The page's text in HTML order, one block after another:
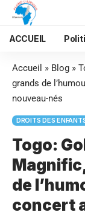
ACCUEIL
Accueil » Blog »
grands de
nouveau-nés
DROITS DES
Togo:
de
concert